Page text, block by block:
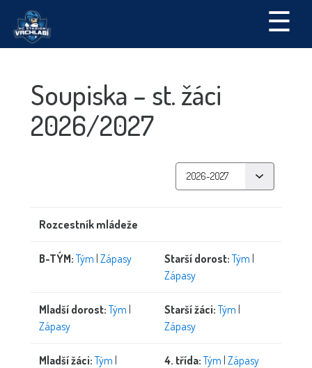
☰
Soupiska – st. žáci
2026/2027
Rozcestník mládeže
B-TÝM: Tým | Zápasy Starší dorost: Tým |
Zápasy
Mladší dorost: Tým |
Zápasy
Starší žáci: Tým |
Zápasy
Mladší žáci: Tým |
4. třída: Tým | Zápasy